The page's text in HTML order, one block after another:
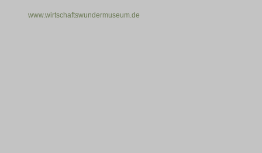
www.wirtschaftswundermuseum.de